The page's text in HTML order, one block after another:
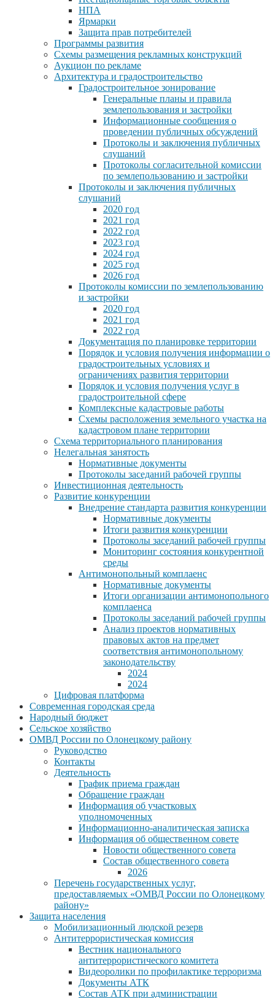
НПА
Ярмарки
Защита прав потребителей
Программы развития
Схемы размещения рекламных конструкций
Аукцион по рекламе
Архитектура и градостроительство
Градостроительное зонирование
Генеральные планы и правила
землепользования и застройки
Информационные сообщения о
проведении публичных обсуждений
Протоколы и заключения публичных
слушаний
Протоколы согласительной комиссии
по землепользованию и застройки
Протоколы и заключения публичных
слушаний
2020 год
2021 год
2022 год
2023 год
2024 год
2025 год
2026 год
Протоколы комиссии по землепользованию
и застройки
2020 год
2021 год
2022 год
Документация по планировке территории
Порядок и условия получения информации о
градостроительных условиях и
ограничениях развития территории
Порядок и условия получения услуг в
градостроительной сфере
Комплексные кадастровые работы
Схемы расположения земельного участка на
кадастровом плане территории
Схема территориального планирования
Нелегальная занятость
Нормативные документы
Протоколы заседаний рабочей группы
Инвестиционная деятельность
Развитие конкуренции
Внедрение стандарта развития конкуренции
Нормативные документы
Итоги развития конкуренции
Протоколы заседаний рабочей группы
Мониторинг состояния конкурентной
среды
Антимонопольный комплаенс
Нормативные документы
Итоги организации антимонопольного
комплаенса
Протоколы заседаний рабочей группы
Анализ проектов нормативных
правовых актов на предмет
соответствия антимонопольному
законодательству
2024
2024
Цифровая платформа
Современная городская среда
Народный бюджет
Сельское хозяйство
ОМВД России по Олонецкому району
Руководство
Контакты
Деятельность
График приема граждан
Обращение граждан
Информация об участковых
уполномоченных
Информационно-аналитическая записка
Информация об общественном совете
Новости общественного совета
Состав общественного совета
2026
Перечень государственных услуг,
предоставляемых «ОМВД России по Олонецкому
району»
Защита населения
Мобилизационный людской резерв
Антитеррористическая комиссия
Вестник национального
антитеррористического комитета
Видеоролики по профилактике терроризма
Документы АТК
Состав АТК при администрации